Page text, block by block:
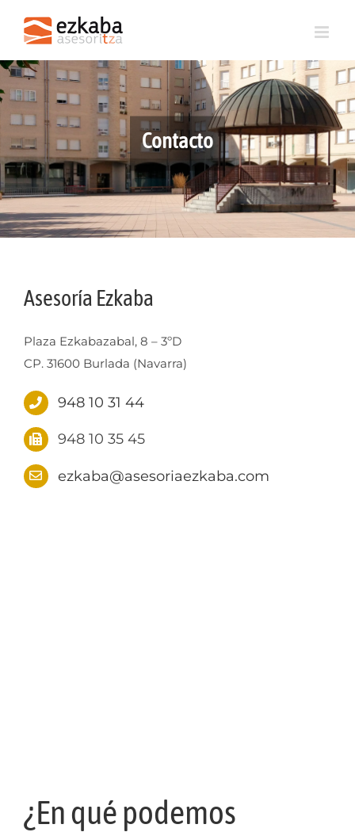
Contacto
Asesoría Ezkaba
Plaza Ezkabazabal, 8 – 3ºD
CP. 31600 Burlada (Navarra)
948 10 31 44
948 10 35 45
ezkaba@asesoriaezkaba.com
¿En qué podemos